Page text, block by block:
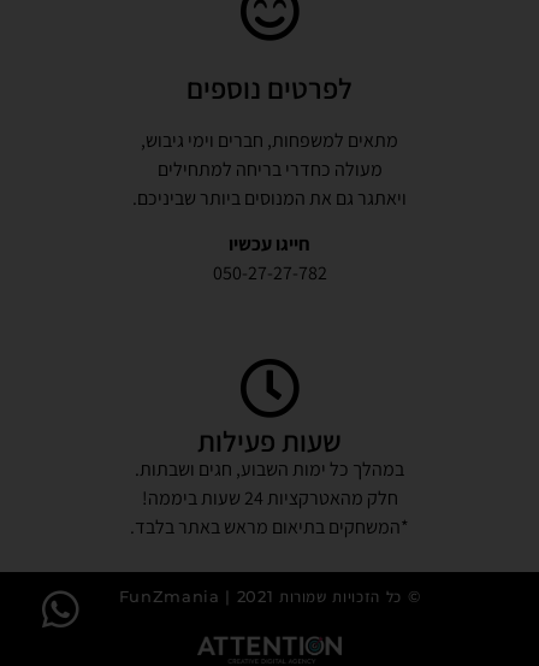
לפרטים נוספים
מתאים למשפחות, חברים וימי גיבוש,
מעולה כחדרי בריחה למתחילים
ויאתגר גם את המנוסים ביותר שביניכם.
חייגו עכשיו
050-27-27-782
שעות פעילות
במהלך כל ימות השבוע, חגים ושבתות.
חלק מהאטרקציות 24 שעות ביממה!
*המשחקים בתיאום מראש באתר בלבד.
© כל הזכויות שמורות 2021 | FunZmania